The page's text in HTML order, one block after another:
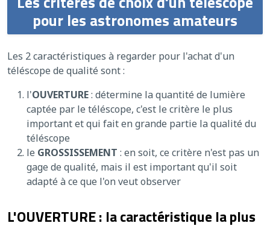
pour les astronomes amateurs
Les 2 caractéristiques à regarder pour l'achat d'un
téléscope de qualité sont :
l'OUVERTURE: détermine la quantité de lumière
captée par le téléscope, c'est le critère le plus
important et qui fait en grande partie la qualité du
téléscope
le GROSSISSEMENT : en soit, ce critère n'est pas un
gage de qualité, mais il est important qu'il soit
adapté à ce que l'on veut observer
L'OUVERTURE : la caractéristique la plus